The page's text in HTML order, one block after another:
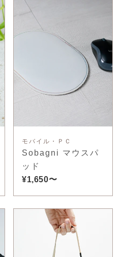
モバイル・ＰＣ
Sobagni マウスパ
ッド
¥1,650〜